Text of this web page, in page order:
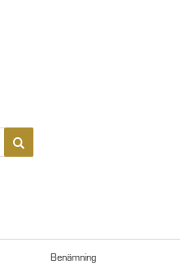
Benämning